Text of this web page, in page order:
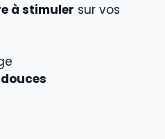
à stimuler sur vos